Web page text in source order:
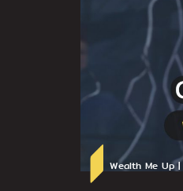
Wealth Me Up |